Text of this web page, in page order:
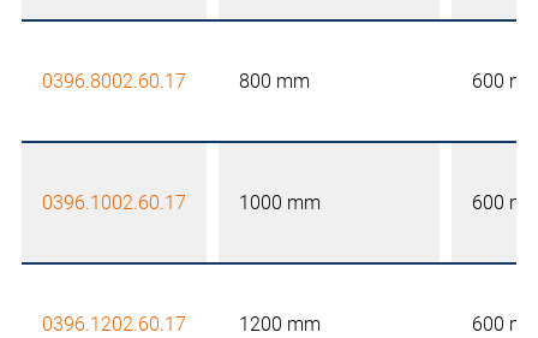
0396.8002.60.17 800 mm 600
0396.1002.60.17 1000 mm 600
0396.1202.60.17 1200 mm 600